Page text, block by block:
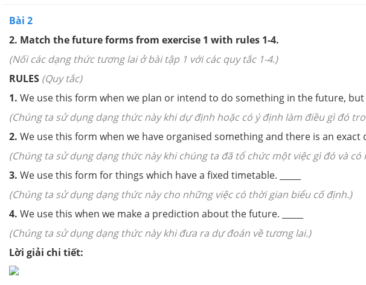
Bài 2
2. Match the future forms from exercise 1 with rules 1-4.
(Nối các dạng thức tương lai ở bài tập 1 với các quy tắc 1-4.)
RULES (Quy tắc)
1. We use this form when we plan or intend to do something in the future, but
(Chúng ta sử dụng dạng thức này khi dự định hoặc có ý định làm điều gì đó
2. We use this form when we have organised something and there is an exact
(Chúng ta sử dụng dạng thức này khi chúng ta đã tổ chức một việc gì đó và có
3. We use this form for things which have a fixed timetable. _____
(Chúng ta sử dụng dạng thức này cho những việc có thời gian biểu cố định.)
4. We use this when we make a prediction about the future. _____
(Chúng ta sử dụng dạng thức này khi đưa ra dự đoán về tương lai.)
Lời giải chi tiết: